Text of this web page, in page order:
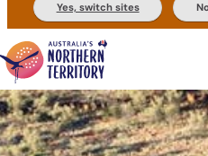
Yes, switch sites
メ
ア
ー
ズ
ロ
ッ
ダ
ー
ウ
ィ
リ
ス
ス
プ
リ
カ
カ
ド
ゥ
国
チ
フ
ィ
ー
ル
ワ
タ
ル
ニ
ト
ル
ル
/
デ
ビ
ル
ジ
ジ
ャ/
ウ
ェ
ス
ト
住
民
文
化
体
ド
＆
ド
リ
ン
ィ
バ
ル
と
イ
ア・
ア
ク
テ
ィ
自
然
ラ
グ
ジ
キ
ャ
ン
ピ
宿
泊
施
ド
同
行
ツ
ア
通
機
関
＆
レ
プ
ラ
ン
＆
オ